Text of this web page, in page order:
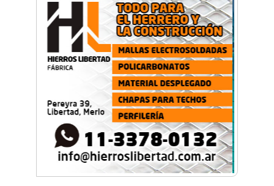
Empezá a estudiar en agosto: la Universidad
de Morón abrió las inscripciones para el
segundo cuatrimestre